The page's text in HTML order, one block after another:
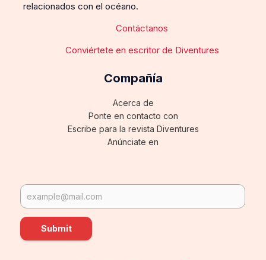
relacionados con el océano.
Contáctanos
Conviértete en escritor de Diventures
Compañía
Acerca de
Ponte en contacto con
Escribe para la revista Diventures
Anúnciate en
Submit